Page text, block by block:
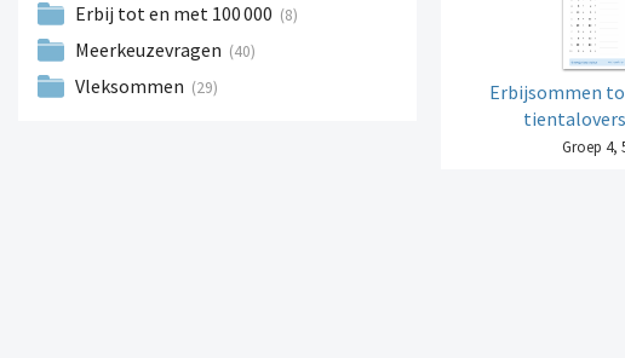
Erbij tot en met 100000 (8)
Meerkeuzevragen (40)
Vleksommen (29)
Erbijsommen
Groep 4,